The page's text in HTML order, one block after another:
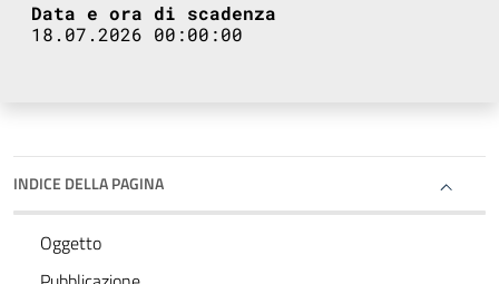
Data e ora di scadenza
18.07.2026 00:00:00
INDICE DELLA PAGINA
Oggetto